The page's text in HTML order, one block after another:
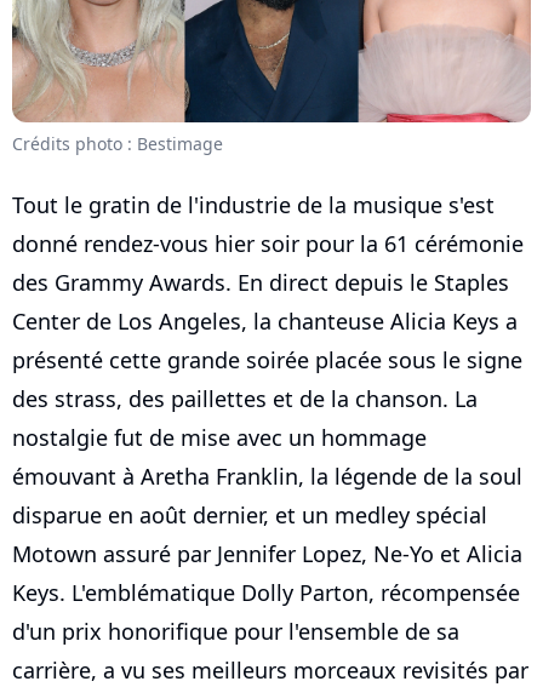
Crédits photo : Bestimage
Tout le gratin de l'industrie de la musique s'est
donné rendez-vous hier soir pour la 61 cérémonie
des Grammy Awards. En direct depuis le Staples
Center de Los Angeles, la chanteuse Alicia Keys a
présenté cette grande soirée placée sous le signe
des strass, des paillettes et de la chanson. La
nostalgie fut de mise avec un hommage
émouvant à Aretha Franklin, la légende de la soul
disparue en août dernier, et un medley spécial
Motown assuré par Jennifer Lopez, Ne-Yo et Alicia
Keys. L'emblématique Dolly Parton, récompensée
d'un prix honorifique pour l'ensemble de sa
carrière, a vu ses meilleurs morceaux revisités par